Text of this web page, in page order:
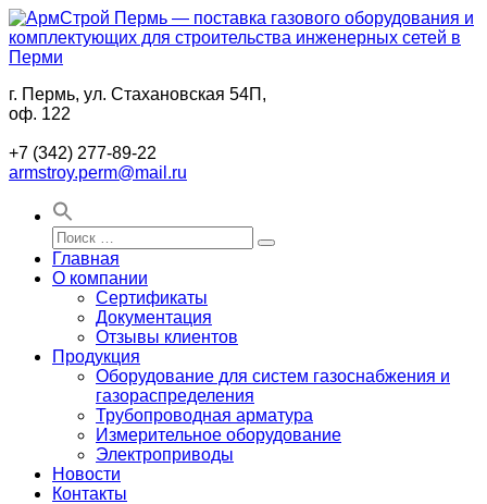
Перейти
к
содержимому
АрмСтрой
—
поставка
оборудования
комплектующих
для
строительства
инженерных
Перми
Поставки
газового
оборудования
комплектующих
строительства
Перми
г. Пермь, ул. Стахановская 54П,
оф. 122
+7 (342) 277-89-22
armstroy.perm@mail.ru
Искать:
Поиск
Главная
О компании
Сертификаты
Документация
Отзывы клиентов
Продукция
Оборудование для систем газоснабжения и
газораспределения
Трубопроводная арматура
Измерительное оборудование
Электроприводы
Новости
Контакты